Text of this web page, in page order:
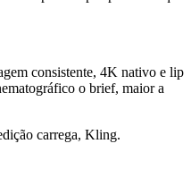
consistente, 4K nativo e lip
o brief, maior a
carrega, Kling.